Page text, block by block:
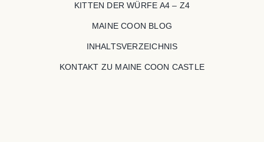
KITTEN DER WÜRFE A4 – Z4
MAINE COON BLOG
INHALTSVERZEICHNIS
KONTAKT ZU MAINE COON CASTLE